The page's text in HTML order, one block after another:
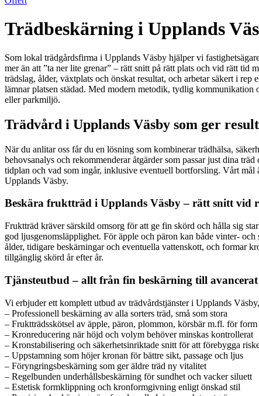
Trädbeskärning i Upplands
Som lokal trädgårdsfirma i Upplands Väsby hjälper vi
mer än att ”ta ner lite grenar” – rätt snitt på rätt plats och vid rätt
trädslag, ålder, växtplats och önskat resultat, och arbetar säkert i
lämnar platsen städad. Med modern metodik, tydlig kommunikation
eller parkmiljö.
Trädvård i Upplands Väsby som ger
När du anlitar oss får du en lösning som kombinerar trädhälsa,
behovsanalys och rekommenderar åtgärder som passar just dina
tidplan och vad som ingår, inklusive eventuell bortforsling. Vårt
Upplands Väsby.
Beskära fruktträd i Upplands Väsby – rätt snitt vid
Fruktträd kräver särskild omsorg för att ge fin skörd och hålla sig
god ljusgenomsläpplighet. För äpple och päron kan både vinter-
ålder, tidigare beskärningar och eventuella vattenskott, och formar
tillgänglig skörd år efter år.
Tjänsteutbud – allt från fin beskärning till
Vi erbjuder ett komplett utbud av trädvårdstjänster i Upplands
– Professionell beskärning av alla sorters träd, små som stora
– Fruktträdsskötsel av äpple, päron, plommon, körsbär m.fl. för form
– Kronreducering när höjd och volym behöver minskas kontrollerat
– Kronstabilisering och säkerhetsinriktade snitt för att förebygga
– Uppstamning som höjer kronan för bättre sikt, passage och ljus
– Föryngringsbeskärning som ger äldre träd ny vitalitet
– Regelbunden underhållsbeskärning för sundhet och vacker siluett
– Estetisk formklippning och kronformgivning enligt önskad stil